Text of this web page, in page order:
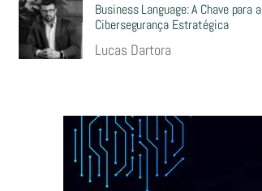
Business Language: A Chave para a
Cibersegurança Estratégica
Lucas Dartora